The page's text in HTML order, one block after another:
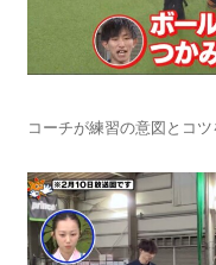
コーチが練習の意図とコツ